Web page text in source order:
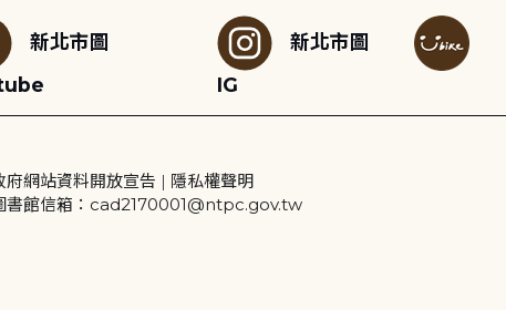
新北市圖
新北市圖
IG
府網站資料開放宣告 | 隱私權聲明
書館信箱：cad2170001@ntpc.gov.tw